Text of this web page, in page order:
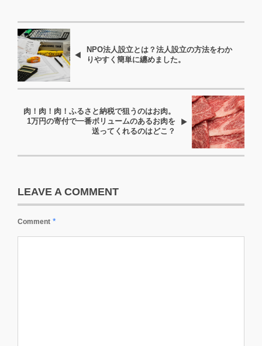
NPO法人設立とは？法人設立の方法をわか
りやすく簡単に纏めました。
肉！肉！肉！ふるさと納税で狙うのはお肉。
1万円の寄付で一番ボリュームのあるお肉を
送ってくれるのはどこ？
LEAVE A COMMENT
Comment *